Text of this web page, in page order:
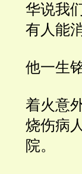
华说我
有人能
他一生
着火意
烧伤病
院。